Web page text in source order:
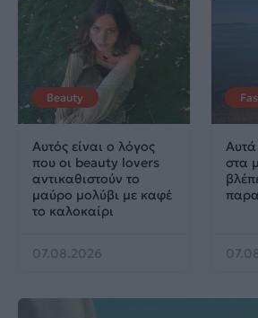
Beauty
Αυτός είναι ο λόγος
που οι beauty lovers
αντικαθιστούν το
μαύρο μολύβι με καφέ
το καλοκαίρι
07.08.2026
στα